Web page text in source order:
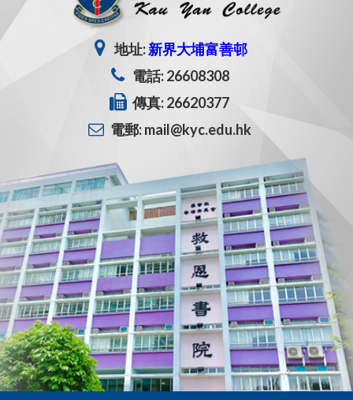
地址:新界大埔富善邨
電話: 26608308
傳真: 26620377
電郵: mail@kyc.edu.hk